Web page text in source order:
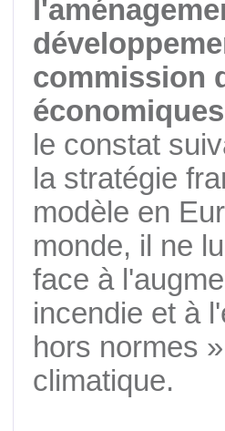
commission
économiques
le constat
la stratégie
modèle en
monde, il ne
face à
incendie et à
hors normes
climatique.